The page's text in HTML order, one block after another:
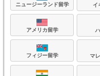
ニュージーランド留学 イ
アメリカ留学
フィジー留学 マ